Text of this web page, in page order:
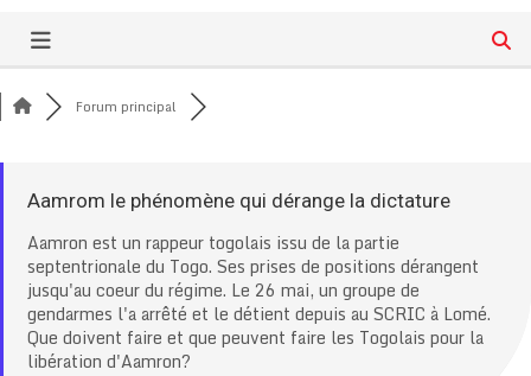
Forum principal
Aamrom le phénomène qui dérange la dictature
Aamron est un rappeur togolais issu de la partie
septentrionale du Togo. Ses prises de positions dérangent
jusqu'au coeur du régime. Le 26 mai, un groupe de
gendarmes l'a arrêté et le détient depuis au SCRIC à Lomé.
Que doivent faire et que peuvent faire les Togolais pour la
libération d'Aamron?